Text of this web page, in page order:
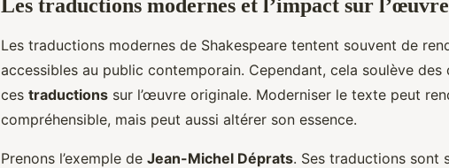
Les traductions modernes et l’impact sur l’œuvre
Les traductions modernes de Shakespeare tentent souvent de
accessibles au public contemporain. Cependant, cela soulève des
ces traductions sur l’œuvre originale. Moderniser le texte peut
compréhensible, mais peut aussi altérer son essence.
Prenons l’exemple de Jean-Michel Déprats. Ses traductions sont